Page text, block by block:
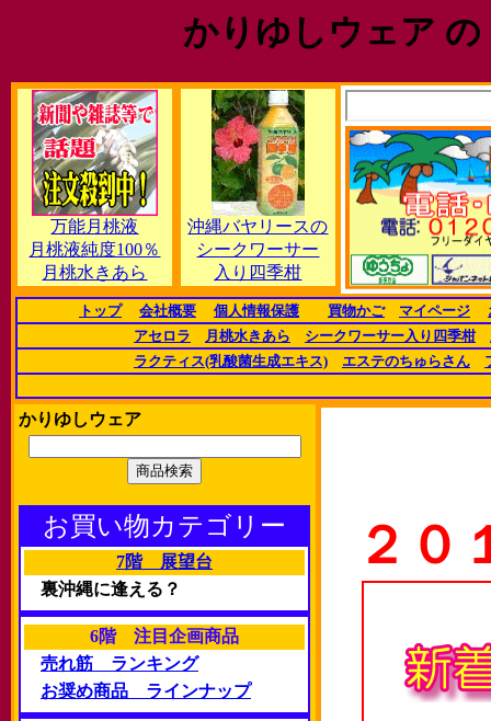
かりゆしウェア
万能月桃液
月桃液純度100％
月桃水きあら
沖縄バヤリースの
シークワーサー
入り四季柑
トップ 会社概要 個人情報保護 買物かご マイページ
アセロラ
月桃水きあら シークワーサー入り四季柑
ラクティス(乳酸菌生成エキス)
エステのちゅらさん
かりゆしウェア
お買い物カテゴリー
7階 展望台
裏沖縄に逢える？
6階 注目企画商品
売れ筋 ランキング
お奨め商品 ラインナップ
２０